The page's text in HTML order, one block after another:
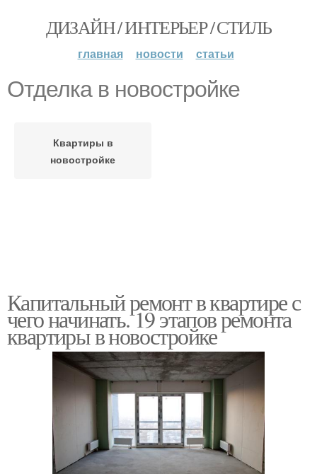
ДИЗАЙН / ИНТЕРЬЕР / СТИЛЬ
главная новости статьи
Отделка в новостройке
Квартиры в
новостройке
Капитальный ремонт в квартире с
чего начинать. 19 этапов ремонта
квартиры в новостройке